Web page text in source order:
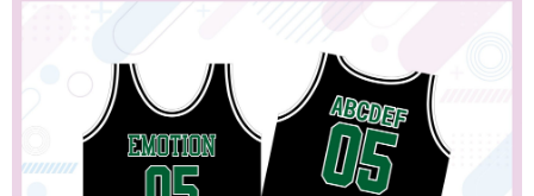
キャンセル・変更
責任をもってお届けします
バスケビブス
パロディ
背番号背ネームのフォントについて